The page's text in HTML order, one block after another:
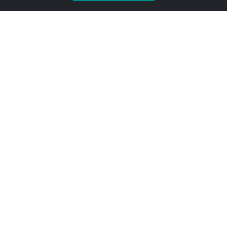
Umzug von Dortmund nach Koblenz